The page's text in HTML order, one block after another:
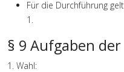
Für die Durchführung
1.
§ 9 Aufgaben
1. Wahl: